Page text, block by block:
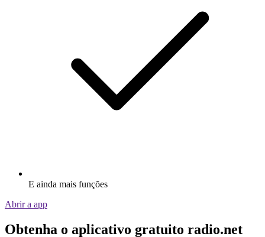
E ainda mais funções
Abrir a app
Obtenha o aplicativo gratuito radio.net